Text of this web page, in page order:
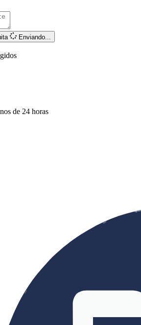
Enviando...
de 24 horas